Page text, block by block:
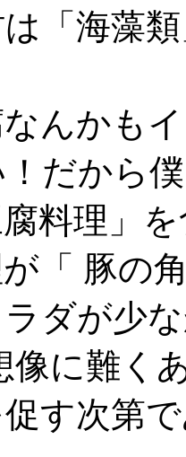
「海藻
んかも
だから
料理」
「 豚の
ダが少
像に難く
す次第